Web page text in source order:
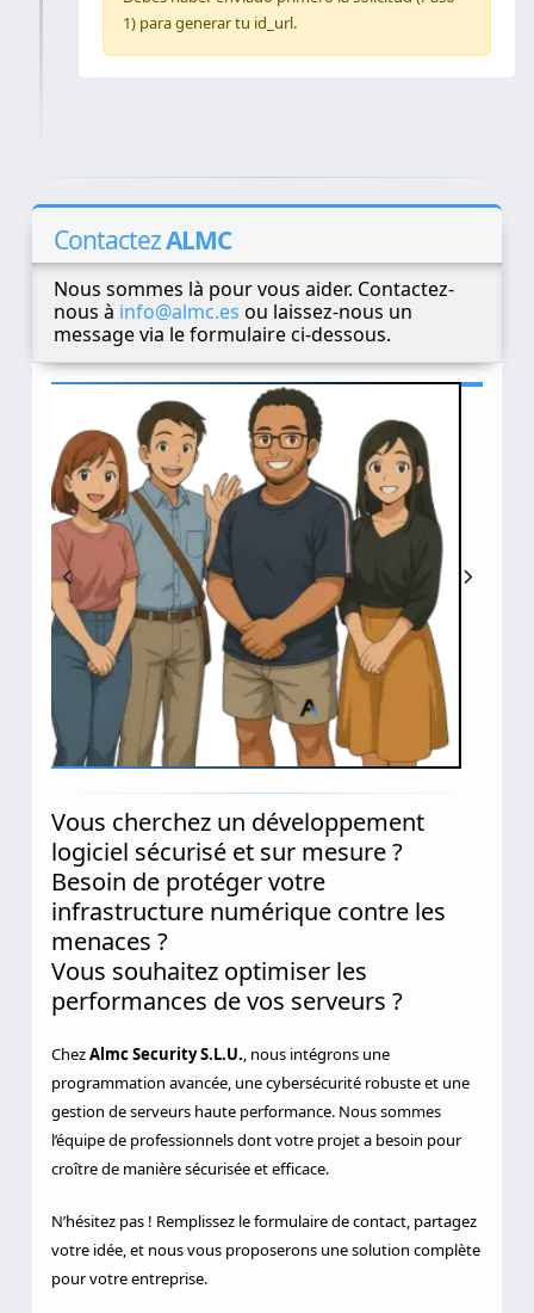
Debes haber enviado primero la solicitud (Paso
ContactezALMC
Nous sommes là pour vous aider. Contactez-
nous àinfo@almc.esou laissez-nous un
message via le formulaire ci-dessous.
Vous cherchez un développement
logiciel sécurisé et sur mesure ?
Besoin de protéger votre
infrastructure numérique contre les
menaces ?
Vous souhaitez optimiser les
performances de vos serveurs ?
Chez Almc Security S.L.U.
, nous intégrons une
programmation avancée, une cybersécurité robuste et une
gestion de serveurs haute performance. Nous sommes
croître de manière sécurisée et efficace.
N’hésitez pas ! Remplissez le formulaire de contact, partagez